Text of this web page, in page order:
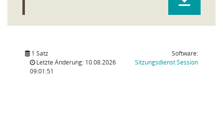
1 Satz
Letzte Änderung: 10.08.2026
09:01:51
Software:
SitzungsdienstSession(Wird in